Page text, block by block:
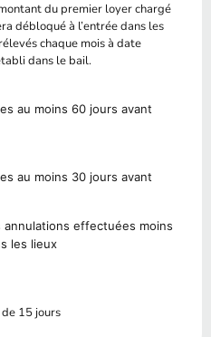
du premier loyer chargé
débloqué à l’entrée dans les
chaque mois à date
dans le bail.
au moins 60 jours avant
au moins 30 jours avant
annulations effectuées moins
les lieux
15 jours